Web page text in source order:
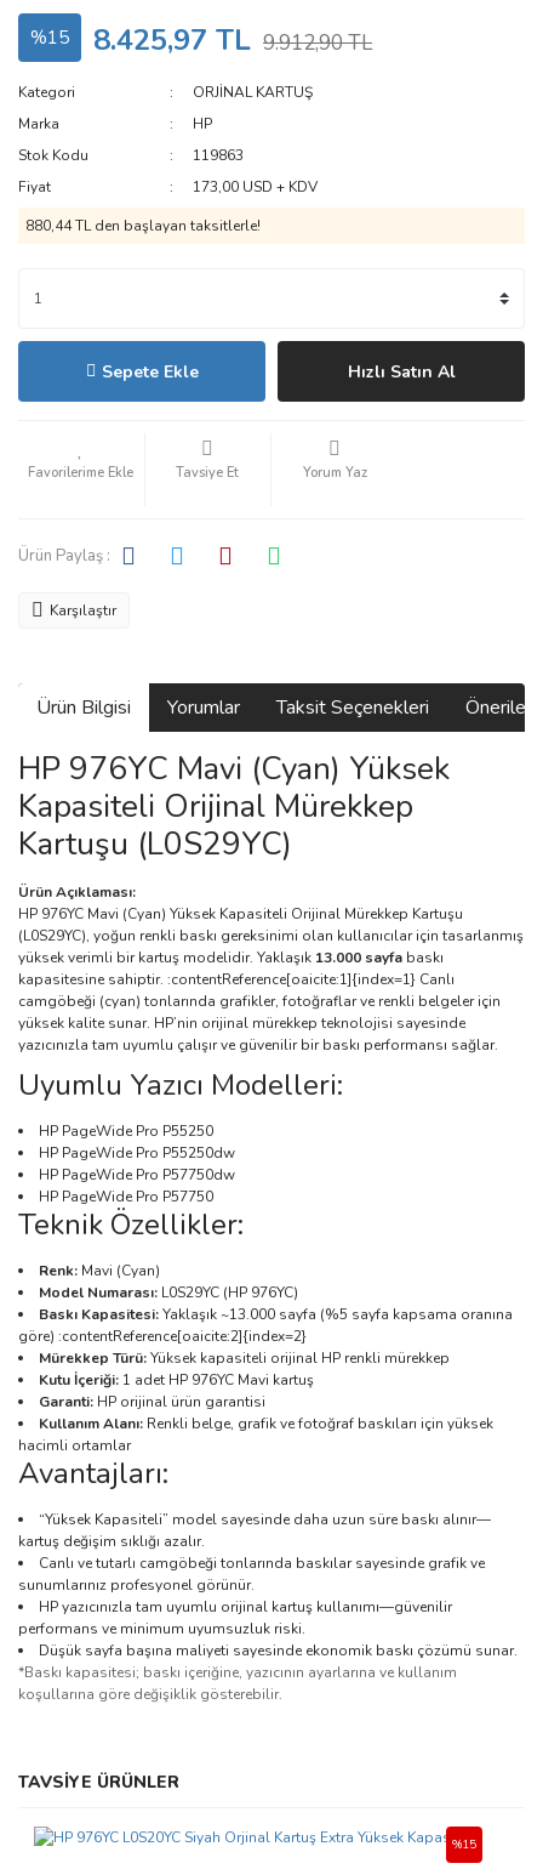
%15 8.425,97 TL 9.912,90 TL
Kategori
ORJİNAL KARTUŞ
Marka
HP
Stok Kodu
119863
Fiyat
173,00 USD + KDV
880,44 TL den başlayan taksitlerle!
Sepete Ekle Hızlı Satın Al
Tavsiye Et Yorum Yaz
Ürün Paylaş :
Karşılaştır
Ürün Bilgisi Yorumlar Taksit Seçenekleri
HP 976YC Mavi (Cyan) Yüksek
Kapasiteli Orijinal Mürekkep
Kartuşu (L0S29YC)
Ürün Açıklaması:
HP 976YC Mavi (Cyan) Yüksek Kapasiteli Orijinal Mürekkep Kartuşu
(L0S29YC), yoğun renkli baskı gereksinimi olan kullanıcılar için tasarlanmış
yüksek verimli bir kartuş modelidir. Yaklaşık 13.000 sayfa baskı
kapasitesine sahiptir. :contentReference[oaicite:1]{index=1} Canlı
camgöbeği (cyan) tonlarında grafikler, fotoğraflar ve renkli belgeler için
yüksek kalite sunar. HP’nin orijinal mürekkep teknolojisi sayesinde
yazıcınızla tam uyumlu çalışır ve güvenilir bir baskı performansı sağlar.
Uyumlu Yazıcı Modelleri:
HP PageWide Pro P55250
HP PageWide Pro P55250dw
HP PageWide Pro P57750dw
HP PageWide Pro P57750
Teknik Özellikler:
Renk: Mavi (Cyan)
Model Numarası: L0S29YC (HP 976YC)
Baskı Kapasitesi:Yaklaşık ~13.000 sayfa (%5 sayfa kapsama oranına
göre) :contentReference[oaicite:2]{index=2}
Mürekkep Türü:Yüksek kapasiteli orijinal HP renkli mürekkep
Kutu İçeriği: 1 adet HP 976YC Mavi kartuş
Garanti: HP orijinal ürün garantisi
Kullanım Alanı: Renkli belge, grafik ve fotoğraf baskıları için yüksek
hacimli ortamlar
Avantajları:
“Yüksek Kapasiteli” model sayesinde daha uzun süre baskı alınır—
kartuş değişim sıklığı azalır.
Canlı ve tutarlı camgöbeği tonlarında baskılar sayesinde grafik ve
sunumlarınız profesyonel görünür.
HP yazıcınızla tam uyumlu orijinal kartuş kullanımı—güvenilir
performans ve minimum uyumsuzluk riski.
Düşük sayfa başına maliyeti sayesinde ekonomik baskı çözümü sunar.
*Baskı kapasitesi; baskı içeriğine, yazıcının ayarlarına ve kullanım
koşullarına göre değişiklik gösterebilir.
Bu ürünün fiyat bilgisi, resim, ürün açıklamalarında ve diğer
konularda yetersiz gördüğünüz noktaları öneri formunu kullanarak
Görüş ve önerileriniz için teşekkür ederiz.
TAVSİYE ÜRÜNLER
%15